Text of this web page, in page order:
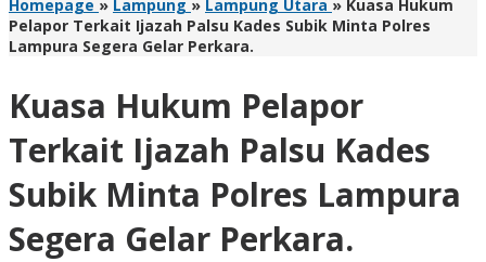
Homepage » Lampung » Lampung Utara » Kuasa Hukum
Pelapor Terkait Ijazah Palsu Kades Subik Minta Polres
Lampura Segera Gelar Perkara.
Kuasa Hukum Pelapor
Terkait Ijazah Palsu Kades
Subik Minta Polres Lampura
Segera Gelar Perkara.